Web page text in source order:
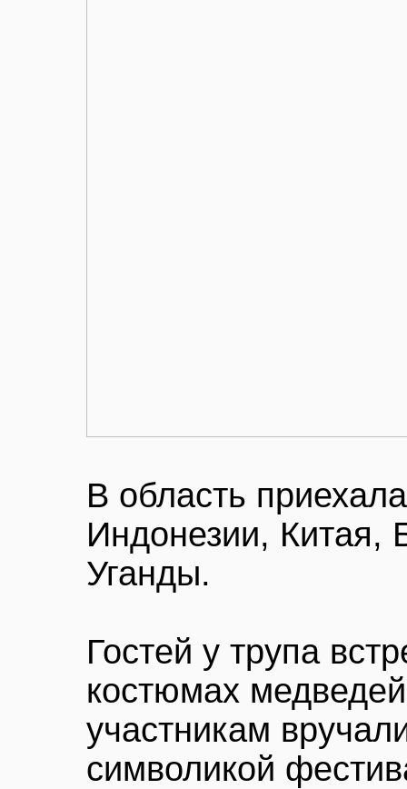
В область
Индонезии, Китая,
Уганды.
Гостей у трупа
костюмах
участникам
символикой